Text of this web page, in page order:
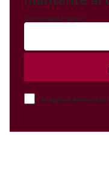
Correo electrónico
Acepto el Aviso de